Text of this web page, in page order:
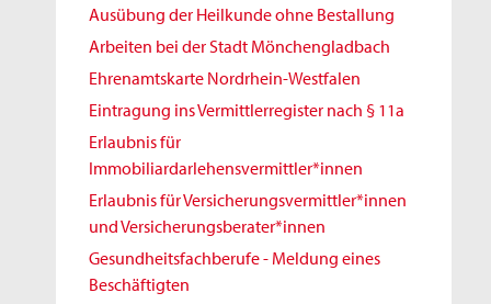
Ausübung der Heilkunde ohne Bestallung
Arbeiten bei der Stadt Mönchengladbach
Ehrenamtskarte Nordrhein-Westfalen
Eintragung ins Vermittlerregister nach § 11a
Erlaubnis für
Immobiliardarlehensvermittler*innen
Erlaubnis für Versicherungsvermittler*innen
und Versicherungsberater*innen
Gesundheitsfachberufe - Meldung eines
Beschäftigten